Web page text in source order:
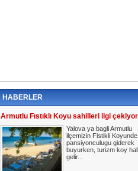
HABERLER
Armutlu Fıstıklı Koyu sahilleri ilgi çekiyor
Yalova ya bagli Armutlu
ilçemizin Fistikli
pansiyonculugu giderek
buyurken, turizm koy
gelir...